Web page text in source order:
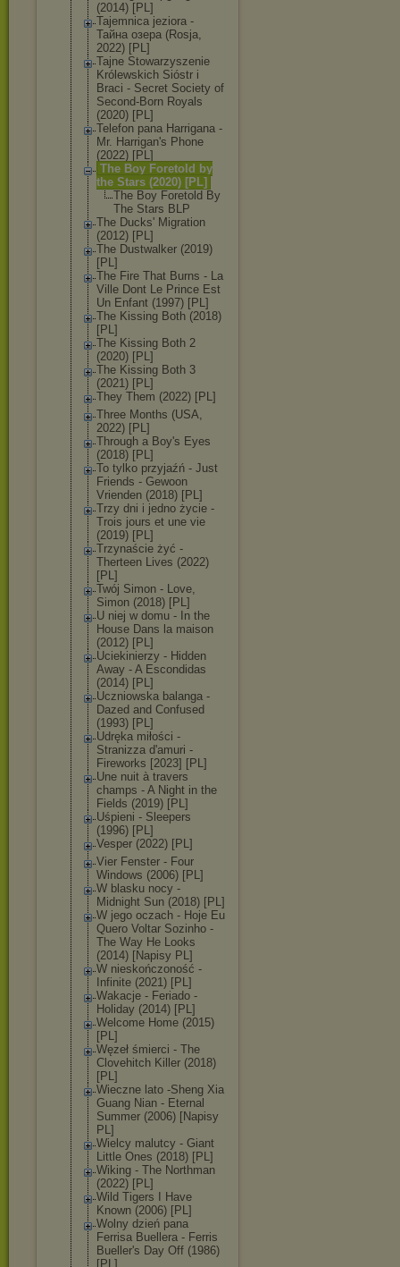
(2014) [PL]
Tajemnica jeziora -
Тайна озера (Rosja,
2022) [PL]
Tajne Stowarzyszenie
Królewskich Sióstr i
Braci - Secret Society of
Second-Born Royals
(2020) [PL]
Telefon pana Harrigana -
Mr. Harrigan's Phone
(2022) [PL]
The Boy Foretold by
the Stars (2020) [PL]
The Boy Foretold By
The Stars BLP
The Ducks' Migration
(2012) [PL]
The Dustwalker (2019)
[PL]
The Fire That Burns - La
Ville Dont Le Prince Est
Un Enfant (1997) [PL]
The Kissing Both (2018)
[PL]
The Kissing Both 2
(2020) [PL]
The Kissing Both 3
(2021) [PL]
They Them (2022) [PL]
Three Months (USA,
2022) [PL]
Through a Boy's Eyes
(2018) [PL]
To tylko przyjaźń - Just
Friends - Gewoon
Vrienden (2018) [PL]
Trzy dni i jedno życie -
Trois jours et une vie
(2019) [PL]
Trzynaście żyć -
Therteen Lives (2022)
[PL]
Twój Simon - Love,
Simon (2018) [PL]
U niej w domu - In the
House Dans la maison
(2012) [PL]
Uciekinierzy - Hidden
Away - A Escondidas
(2014) [PL]
Uczniowska balanga -
Dazed and Confused
(1993) [PL]
Udręka miłości -
Stranizza d'amuri -
Fireworks [2023] [PL]
Une nuit à travers
champs - ‎A Night in the
Fields (2019) [PL]
Uśpieni - Sleepers
(1996) [PL]
Vesper (2022) [PL]
Vier Fenster - Four
Windows (2006) [PL]
W blasku nocy -
Midnight Sun (2018) [PL]
W jego oczach - Hoje Eu
Quero Voltar Sozinho -
The Way He Looks
(2014) [Napisy PL]
W nieskończoność -
Infinite (2021) [PL]
Wakacje - Feriado -
Holiday (2014) [PL]
Welcome Home (2015)
[PL]
Węzeł śmierci - The
Clovehitch Killer (2018)
[PL]
Wieczne lato -Sheng Xia
Guang Nian - Eternal
Summer (2006) [Napisy
PL]
Wielcy malutcy - Giant
Little Ones (2018) [PL]
Wiking - The Northman
(2022) [PL]
Wild Tigers I Have
Known (2006) [PL]
Wolny dzień pana
Ferrisa Buellera - Ferris
Bueller's Day Off (1986)
[PL]